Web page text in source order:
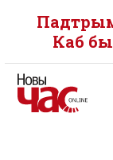
Каб